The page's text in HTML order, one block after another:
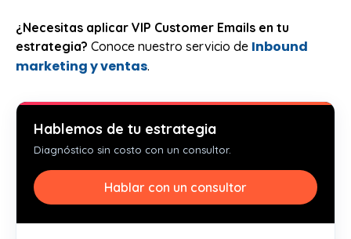
¿Necesitas aplicar VIP Customer Emails en tu
estrategia? Conoce nuestro servicio de Inbound
marketing y ventas.
Hablemos de tu estrategia
Diagnóstico sin costo con un consultor.
Hablar con un consultor